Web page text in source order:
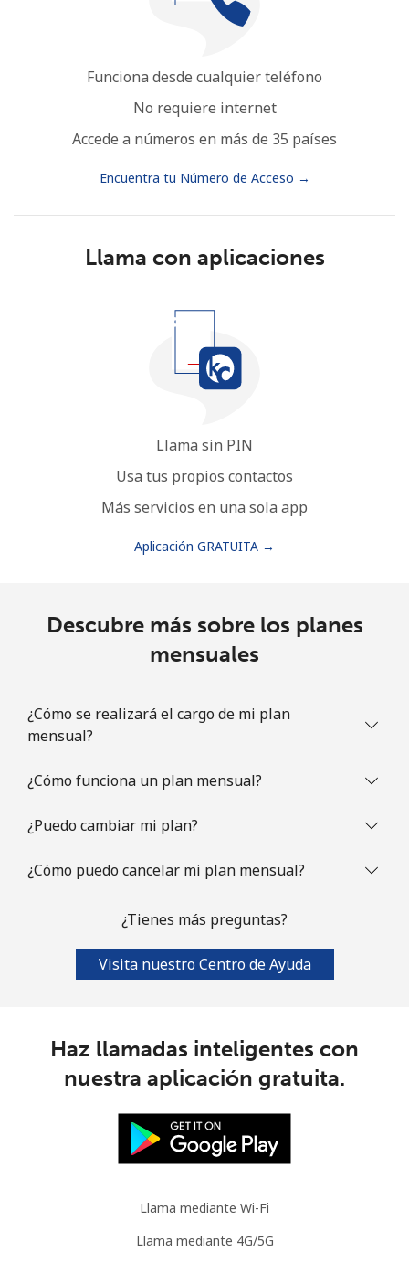
Funciona desde cualquier teléfono
No requiere internet
Accede a números en más de 35 países
Encuentra tu Número de Acceso →
Llama con aplicaciones
Llama sin PIN
Usa tus propios contactos
Más servicios en una sola app
Aplicación GRATUITA →
Descubre más sobre los planes
mensuales
¿Cómo se realizará el cargo de mi plan
mensual?
¿Cómo funciona un plan mensual?
¿Puedo cambiar mi plan?
¿Cómo puedo cancelar mi plan mensual?
¿Tienes más preguntas?
Visita nuestro Centro de Ayuda
Haz llamadas inteligentes con
nuestra aplicación gratuita.
Llama mediante Wi-Fi
Llama mediante 4G/5G